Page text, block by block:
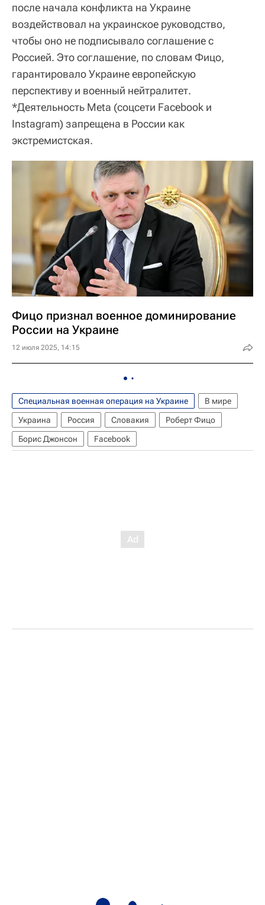
после начала конфликта на Украине
воздействовал на украинское руководство,
чтобы оно не подписывало соглашение с
Россией. Это соглашение, по словам Фицо,
гарантировало Украине европейскую
перспективу и военный нейтралитет.
*Деятельность Meta (соцсети Facebook и
Instagram) запрещена в России как
экстремистская.
Фицо признал военное доминирование
России на Украине
12 июля 2025, 14:15
Специальная военная операция на Украине
В мире
Украина
Россия Словакия
Роберт Фицо
Борис Джонсон
Facebook